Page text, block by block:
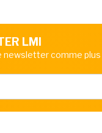
LMI
newsletter comme